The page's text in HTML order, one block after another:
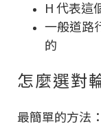
H 代表這
一般道路
的
怎麼選對
最簡單的方法：